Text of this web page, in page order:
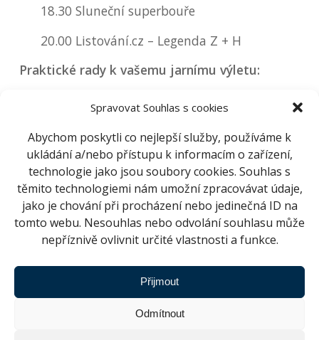
Spravovat Souhlas s cookies
Abychom poskytli co nejlepší služby, používáme k
ukládání a/nebo přístupu k informacím o zařízení,
technologie jako jsou soubory cookies. Souhlas s
těmito technologiemi nám umožní zpracovávat údaje,
jako je chování při procházení nebo jedinečná ID na
tomto webu. Nesouhlas nebo odvolání souhlasu může
nepříznivě ovlivnit určité vlastnosti a funkce.
Přijmout
Odmítnout
18.30 Sluneční superbouře
20.00 Listování.cz – Legenda Z + H
Praktické rady k vašemu jarnímu výletu:
Na výlet se můžete vydat v sobotu 19.
března, odcházíme ve 13.00, 14.00, 15.00,
16:00 a v 17.00
Výlet je vhodný pro všechny věkové
kategorie.
Výletní jízdenka stojí 50 Kč.
Na jednotlivé výlety může vyrazit jen 40
průzkumníků, proto doporučujeme koupit
Po celou dobu bude připraven doprovodný
program pro děti.